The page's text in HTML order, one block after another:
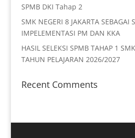
SPMB DKI Tahap 2
SMK NEGERI 8 JAKARTA SEBAGAI
IMPELEMENTASI PM DAN KKA
HASIL SELEKSI SPMB TAHAP 1
TAHUN PELAJARAN 2026/2027
Recent Comments